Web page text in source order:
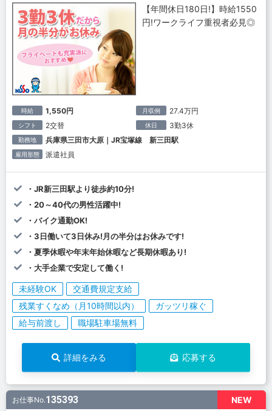
【年間休日180日!】時給1550
円!ワークライフ重視者必見◎
時給 1,550円 月収例 27.4万円
シフト 2交替 休日 3勤3休
勤務地 兵庫県三田市大原｜JR宝塚線 新三田駅
雇用形態 派遣社員
・JR新三田駅より徒歩約10分!
・20～40代の男性活躍中!
・バイク通勤OK!
・3日働いて3日休み!月の半分はお休みです!
・夏季休暇や年末年始休暇など長期休暇あり!
・大手企業で安定して働く!
未経験OK
交通費規定支給
残業すくなめ（月10時間以内）
ガッツリ稼ぐ
給与前渡し
職場駐車場無料
詳細をみる 応募する
NEW
お仕事No.135393